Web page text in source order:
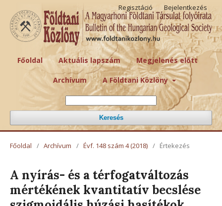
Főoldal Aktuális lapszám Megjelenés előtt
Archívum A Földtani Közlöny
Keresés
Regisztáció Bejelentkezés
Főoldal / Archívum / Évf. 148 szám 4 (2018) / Értekezés
A nyírás- és a térfogatváltozás
mértékének kvantitatív becslése